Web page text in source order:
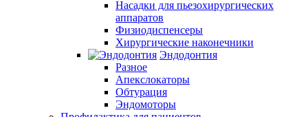
Насадки для пьезохирургических
аппаратов
Физиодиспенсеры
Хирургические наконечники
Эндодонтия
Разное
Апекслокаторы
Обтурация
Эндомоторы